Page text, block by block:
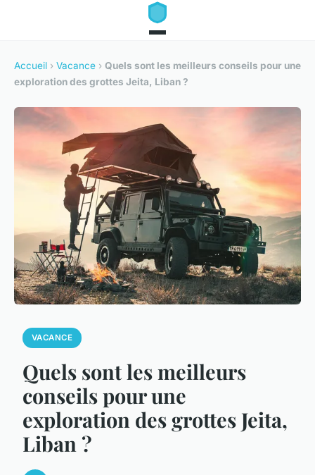
Accueil › Vacance › Quels sont les meilleurs conseils pour une
exploration des grottes Jeita, Liban ?
VACANCE
Quels sont les meilleurs
conseils pour une
exploration des grottes Jeita,
Liban ?